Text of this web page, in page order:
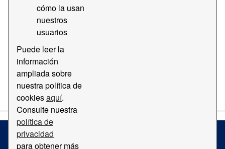
cómo la usan
nuestros
usuarios
Puede leer la
información
ampliada sobre
nuestra política de
cookiesaquí.
Consulte nuestra
política de
privacidad
para obtener más
Ortofotomapa
Mapa con ortofotomapa del Puerto de Barcelona
Docs).